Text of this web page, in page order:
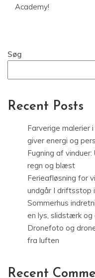
Academy!
Søg
Recent Posts
Farverige malerier
giver energi og
Fugning af
regn og blæst
Ferieafløsning for
undgår I driftsstop
Sommerhus
en lys, slidstærk
Dronefoto og
fra luften
Recent